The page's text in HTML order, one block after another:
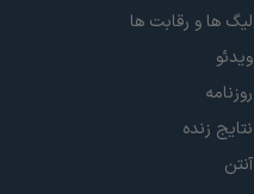
لیگ ها و رقابت ها
ویدئو
روزنامه
نتایج زنده
آنتن